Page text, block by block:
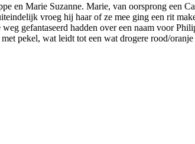
en Marie Suzanne. Marie, van oorsprong een
vroeg hij haar of ze mee ging een rit
gefantaseerd hadden over een naam voor
pekel, wat leidt tot een wat drogere rood/